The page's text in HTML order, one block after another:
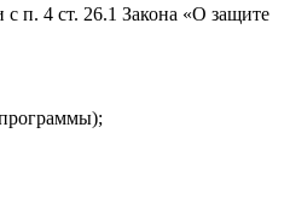
с п. 4 ст. 26.1 Закона «О защите